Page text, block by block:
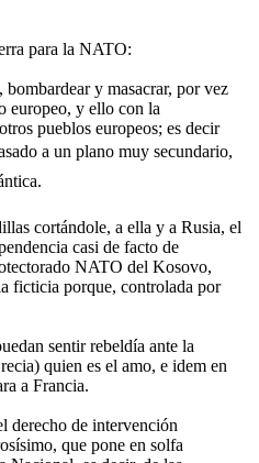
para la NATO:
y masacrar, por vez
europeo, y ello con la
pueblos europeos; es decir
a un plano muy secundario,
cortándole, a ella y a Rusia, el
casi de facto de
NATO del Kosovo,
ficticia porque, controlada por
sentir rebeldía ante la
quien es el amo, e idem en
a Francia.
derecho de intervención
que pone en solfa